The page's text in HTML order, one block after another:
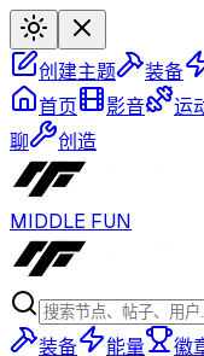
创建主题 装备
首页
影音 运
聊
创造
MIDDLE FUN
装备 能量 徽